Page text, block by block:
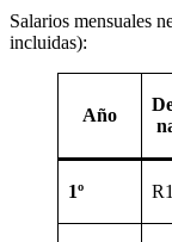
Salarios mensuales
incluidas):
Año
1º R1